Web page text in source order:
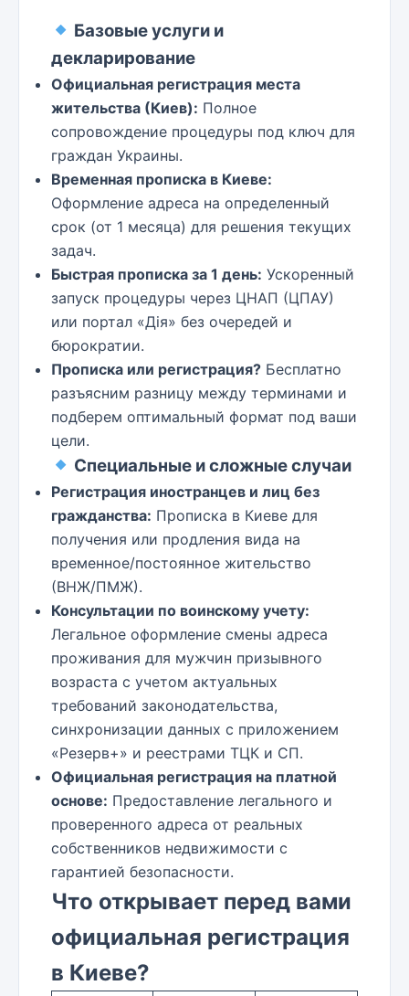
Базовые услуги и
декларирование
Официальная регистрация места
жительства (Киев): Полное
сопровождение процедуры под ключ для
граждан Украины.
Временная прописка в Киеве:
Оформление адреса на определенный
срок (от 1 месяца) для решения текущих
задач.
Быстрая прописка за 1 день: Ускоренный
запуск процедуры через ЦНАП (ЦПАУ)
или портал «Дія» без очередей и
бюрократии.
Прописка или регистрация? Бесплатно
разъясним разницу между терминами и
подберем оптимальный формат под ваши
цели.
Специальные и сложные случаи
Регистрация иностранцев и лиц без
гражданства: Прописка в Киеве для
получения или продления вида на
временное/постоянное жительство
(ВНЖ/ПМЖ).
Консультации по воинскому учету:
Легальное оформление смены адреса
проживания для мужчин призывного
возраста с учетом актуальных
требований законодательства,
синхронизации данных с приложением
«Резерв+» и реестрами ТЦК и СП.
Официальная регистрация на платной
основе: Предоставление легального и
проверенного адреса от реальных
собственников недвижимости с
гарантией безопасности.
Что открывает перед вами
официальная регистрация
в Киеве?